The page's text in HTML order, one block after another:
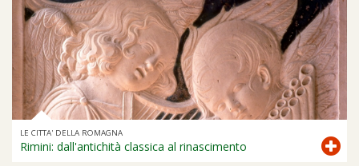
LE CITTA' DELLA ROMAGNA
Rimini: dall'antichità classica al rinascimento